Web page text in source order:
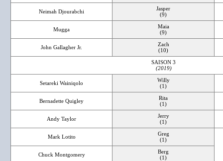
Neimah Djourabchi
Jasper
(9)
Mugga
Maia
(9)
John Gallagher Jr.
Zach
(10)
SAISON 3
(2019)
Setareki Wainiqolo
Willy
(1)
Bernadette Quigley
Rita
(1)
Andy Taylor
Jerry
(1)
Mark Lotito
Greg
(1)
Chuck Montgomery
Berg
(1)